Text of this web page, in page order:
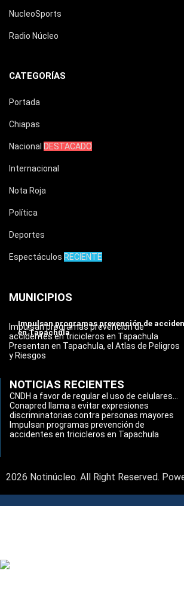
NucleoSports
Radio Núcleo
CATEGORÍAS
Portada
Chiapas
Nacional DESTACADO
Internacional
Nota Roja
Política
Deportes
Espectáculos RECIENTE
MUNICIPIOS
Impulsan programas prevención de
en Tapachula
Impulsan programas prevención de
accidentes en tricicleros en Tapachula
Presentan en Tapachula, el Atlas de Peligros
y Riesgos
NOTICIAS RECIENTES
CNDH a favor de regular el uso de celulares...
Conapred llama a evitar expresiones
discriminatorias contra personas mayores
Impulsan programas prevención de
accidentes en tricicleros en Tapachula
2026 Notinúcleo. All Right Reserved.